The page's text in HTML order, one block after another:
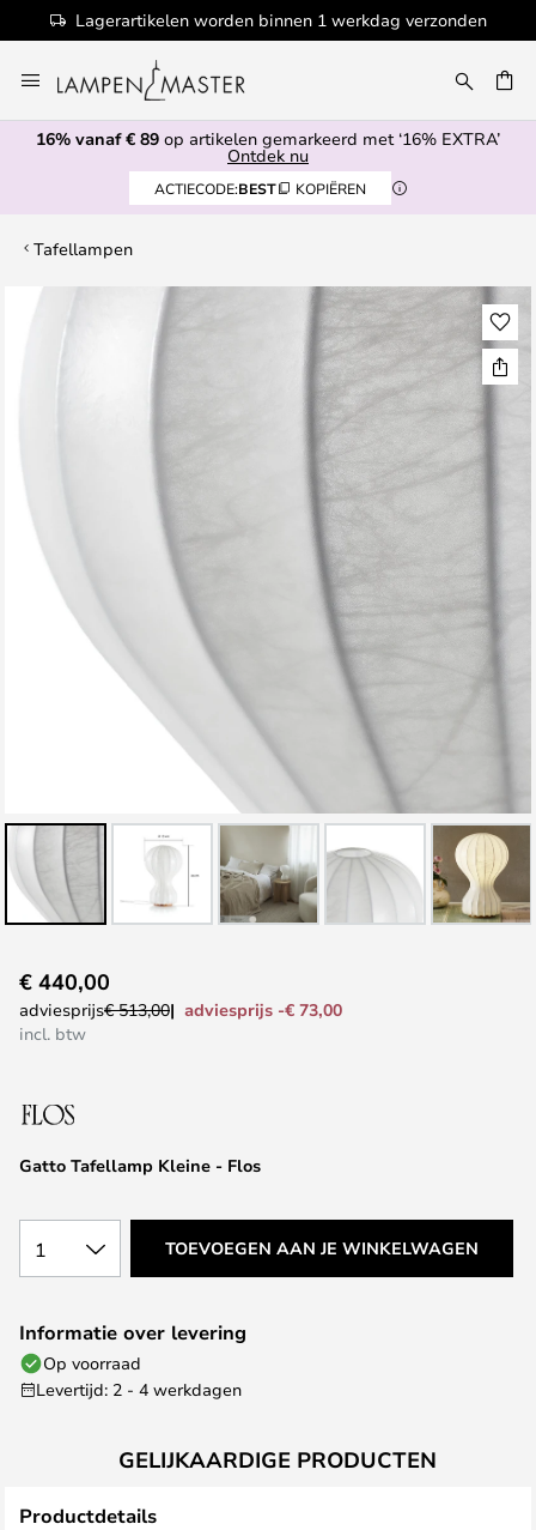
Lagerartikelen worden binnen 1 werkdag verzonden
naar
de
inhoud
16% vanaf € 89 op artikelen gemarkeerd met ‘16% EXTRA’
Ontdek nu
ACTIECODE:BEST KOPIËREN
Tafellampen
gallerij
naar
het
de
gallerij
Gatto Tafellamp Kleine - Flos
€ 440,00
adviesprijs€ 513,00
adviesprijs -€ 73,00
incl. btw
1 TOEVOEGEN AAN JE WINKELWAGEN
Informatie over levering
Op voorraad
Levertijd: 2 - 4 werkdagen
GELIJKAARDIGE PRODUCTEN
Productdetails